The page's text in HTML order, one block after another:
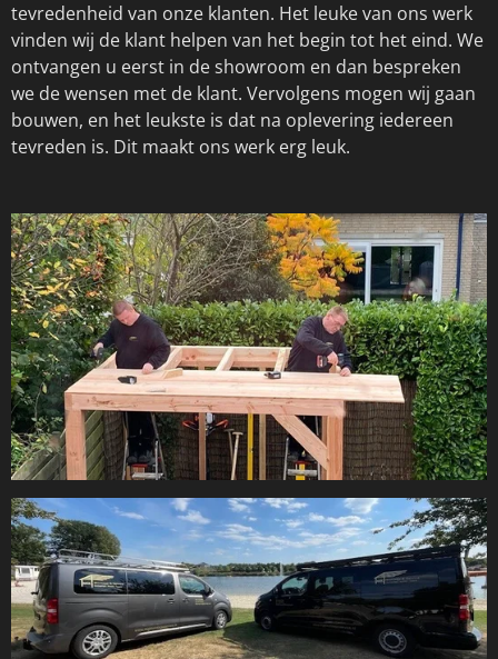
tevredenheid van onze klanten. Het leuke van ons werk
vinden wij de klant helpen van het begin tot het eind. We
ontvangen u eerst in de showroom en dan bespreken
we de wensen met de klant. Vervolgens mogen wij gaan
bouwen, en het leukste is dat na oplevering iedereen
tevreden is. Dit maakt ons werk erg leuk.